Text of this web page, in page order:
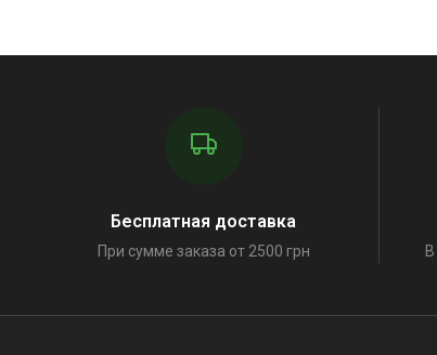
Бесплатная доставка
При сумме заказа от 2500 грн